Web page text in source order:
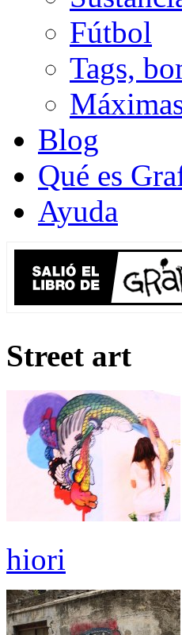
Fútbol
Tags,
Blog
Qué es
Ayuda
Street art
hiori